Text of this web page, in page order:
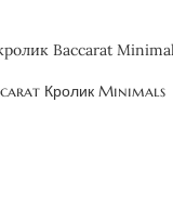
Кролик Minimals